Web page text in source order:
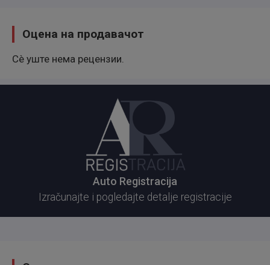
Оцена на продавачот
Сè уште нема рецензии.
Auto Registracija
Izračunajte i pogledajte detalje registracije